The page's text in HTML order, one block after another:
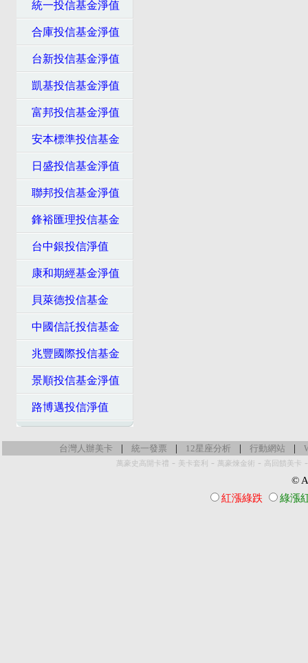
統一投信基金淨值
合庫投信基金淨值
台新投信基金淨值
凱基投信基金淨值
富邦投信基金淨值
安本標準投信基金
日盛投信基金淨值
聯邦投信基金淨值
鋒裕匯理投信基金
台中銀投信淨值
康和期經基金淨值
貝萊德投信基金
中國信託投信基金
兆豐國際投信基金
景順投信基金淨值
路博邁投信淨值
台灣人辦美卡 | 統一發票 | 12星座分析 | 行動網站 |
萬豪史高開卡禮 - 美卡套利 - 萬豪煉金術 - 高回饋美卡
©
紅漲綠跌
綠漲